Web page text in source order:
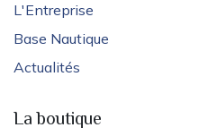
L'Entreprise
Base Nautique
Actualités
La boutique